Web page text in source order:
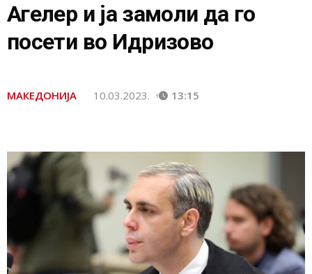
Агелер и ја замоли да го
посети во Идризово
МАКЕДОНИЈА 10.03.2023. 13:15